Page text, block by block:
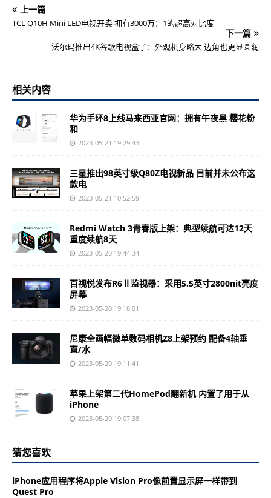
上一篇
TCL Q10H Mini LED电视开卖 拥有3000万：1的超高对比度
下一篇
沃尔玛推出4K谷歌电视盒子：外观机身略大 边角也更显圆润
相关内容
华为手环8上线马来西亚官网：拥有午夜黑 樱花粉
和
2023-05-21 19:29:43
三星推出98英寸级Q80Z电视新品 目前并未公布这
款电
2023-05-21 10:52:59
Redmi Watch 3青春版上架：典型续航可达12天
重度续航8天
2023-05-20 19:44:34
百视悦发布R6Ⅱ监视器：采用5.5英寸2800nit亮度
屏幕
2023-05-20 19:18:01
尼康全画幅微单数码相机Z8上架预约 配备4轴垂
直/水
2023-05-20 19:11:41
苹果上架第二代HomePod翻新机 内置了用于从
iPhone
2023-05-20 19:07:38
猜您喜欢
iPhone应用程序将Apple Vision Pro像前置显示屏一样带到
Quest Pro